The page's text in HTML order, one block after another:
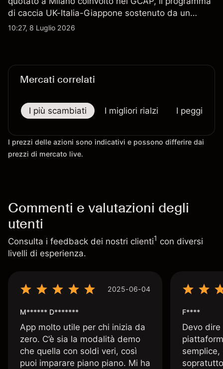
di caccia UK-Italia-Giappone sostenuto da un
contratto da 4,6 miliardi di sterline. I risultati
10:27, 8 Luglio 2026
Mercati correlati
I più scambiati I migliori rialzi I peggiori
I prezzi delle azioni sono indicativi e possono differire dai
prezzi di mercato live.
Commenti e valutazioni degli
utenti
Consulta i feedback dei nostri clienti1 con diversi
livelli di esperienza.
2025-06-04
M****** D*******
App molto utile per chi inizia da
zero. C’è sia la modalità demo
che quella con soldi veri, così
puoi imparare piano piano. Mi ha
F****
Devo